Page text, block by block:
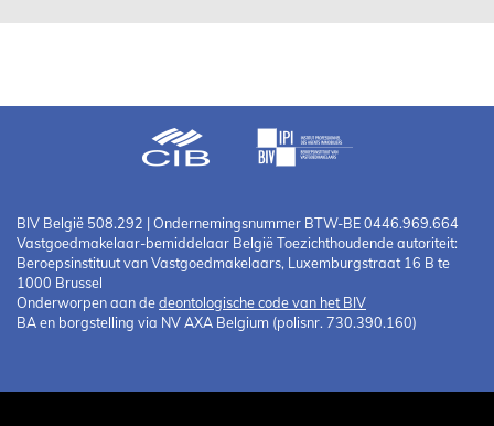
BIV België 508.292 | Ondernemingsnummer BTW-BE 0446.969.664
Vastgoedmakelaar-bemiddelaar België Toezichthoudende autoriteit:
Beroepsinstituut van Vastgoedmakelaars, Luxemburgstraat 16 B te
1000 Brussel
Onderworpen aan dedeontologische code van het BIV
BA en borgstelling via NV AXA Belgium (polisnr. 730.390.160)